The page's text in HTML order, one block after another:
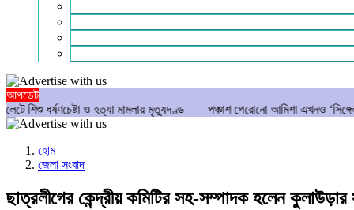
আপডেট
ও হত্যা মামলায় মৃত্যুদণ্ড
পঞ্চাশ পেরোনো আমিশা এখনও ‘সিঙ্গেল’ থাকতে চান
হোম
জেলা সংবাদ
ছাত্রলীগের কেন্দ্রীয় কমিটির সহ-সম্পাদক হলেন কুলাউড়ার